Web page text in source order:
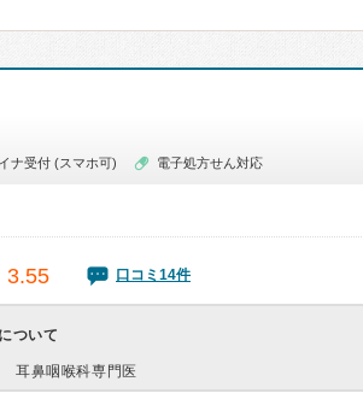
ナ受付 (スマホ可) 電子処方せん対応
3.55 口コミ14件
ついて
耳鼻咽喉科専門医